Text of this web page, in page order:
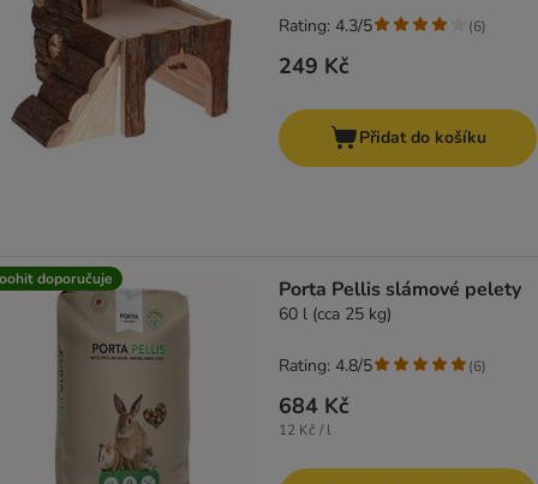
249 Kč
Rating: 4.3/5 (6)
Přidat do košíku
doporučuje Porta Pellis slámové pelety
60 l (cca 25 kg)
684 Kč
12 Kč / l
Rating: 4.8/5 (6)